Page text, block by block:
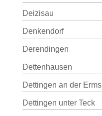
Deizisau
Denkendorf
Derendingen
Dettenhausen
Dettingen an der Erms
Dettingen unter Teck